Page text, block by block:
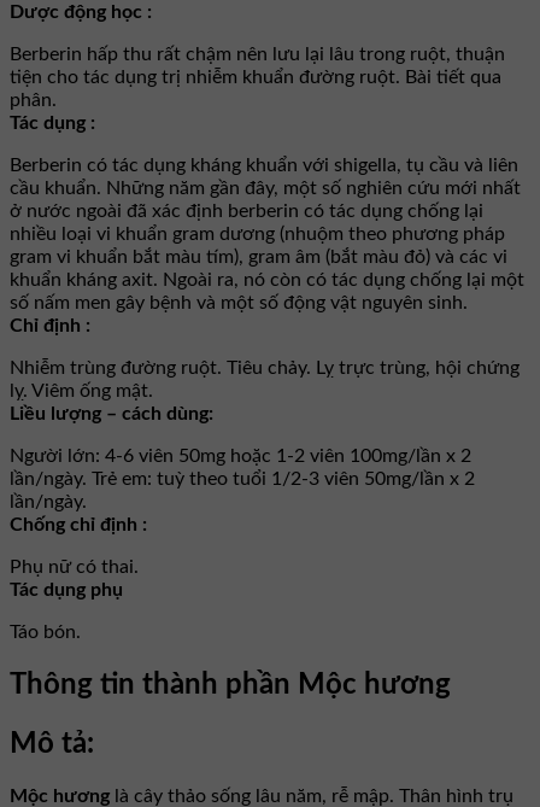
Dược động học :
Berberin hấp thu rất chậm nên lưu lại lâu trong ruột, thuận
tiện cho tác dụng trị nhiễm khuẩn đường ruột. Bài tiết qua
phân.
Tác dụng :
Berberin có tác dụng kháng khuẩn với shigella, tụ cầu và liên
cầu khuẩn. Những năm gần đây, một số nghiên cứu mới nhất
ở nước ngoài đã xác định berberin có tác dụng chống lại
nhiều loại vi khuẩn gram dương (nhuộm theo phương pháp
gram vi khuẩn bắt màu tím), gram âm (bắt màu đỏ) và các vi
khuẩn kháng axit. Ngoài ra, nó còn có tác dụng chống lại một
số nấm men gây bệnh và một số động vật nguyên sinh.
Chỉ định :
Nhiễm trùng đường ruột. Tiêu chảy. Lỵ trực trùng, hội chứng
lỵ. Viêm ống mật.
Liều lượng – cách dùng:
Người lớn: 4-6 viên 50mg hoặc 1-2 viên 100mg/lần x 2
lần/ngày. Trẻ em: tuỳ theo tuổi 1/2-3 viên 50mg/lần x 2
lần/ngày.
Chống chỉ định :
Phụ nữ có thai.
Tác dụng phụ
Táo bón.
Thông tin thành phần Mộc hương
Mô tả:
Mộc hương là cây thảo sống lâu năm, rễ mập. Thân hình trụ